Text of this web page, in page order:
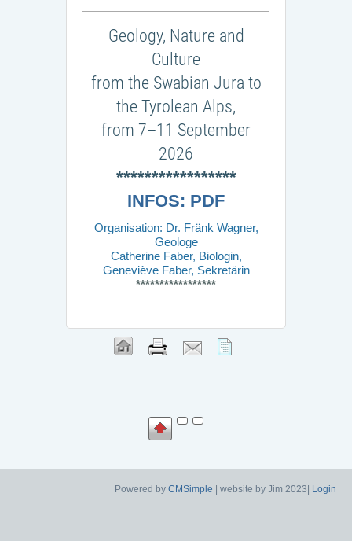
Geology, Nature and
Culture
from the Swabian Jura to
the Tyrolean Alps,
from 7–11 September
2026
*****************
INFOS: PDF
Organisation: Dr. Fränk Wagner,
Geologe
Catherine Faber, Biologin,
Geneviève Faber, Sekretärin
*****************
Powered by CMSimple | website by Jim 2023| Login